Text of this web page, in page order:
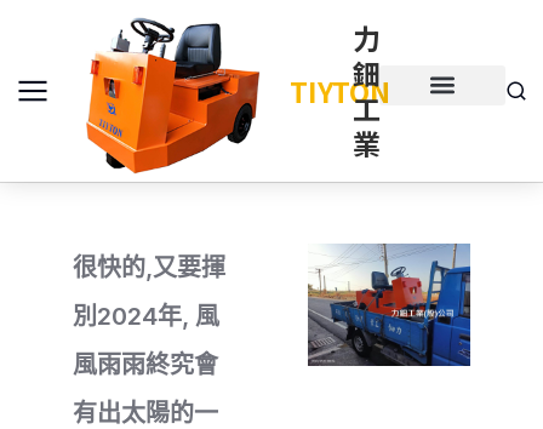
TIYTON
力
鈿
工
業
很快的,又要揮
別2024年, 風
風雨雨終究會
有出太陽的一